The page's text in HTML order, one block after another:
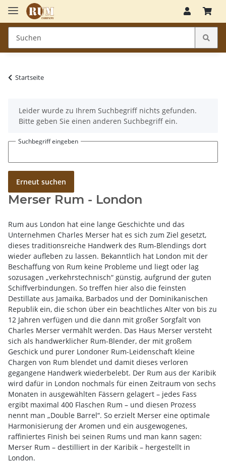
Startseite
xLeider wurde zu Ihrem Suchbegriff nichts gefunden.
Bitte geben Sie einen anderen Suchbegriff ein.
Suchbegriff eingeben
Erneut suchen
Merser Rum - London
Rum aus London hat eine lange Geschichte und das
Unternehmen Charles Merser hat es sich zum Ziel gesetzt,
dieses traditionsreiche Handwerk des Rum-Blendings dort
wieder aufleben zu lassen. Bekanntlich hat London mit der
Beschaffung von Rum keine Probleme und liegt oder lag
sozusagen „verkehrstechnisch“ günstig, aufgrund der guten
Schiffverbindungen. So treffen hier also die feinsten
Destillate aus Jamaika, Barbados und der Dominikanischen
Republik ein, die schon über ein beachtliches Alter von bis zu
12 Jahren verfügen und die dann mit großer Sorgfalt von
Charles Merser vermählt werden. Das Haus Merser versteht
sich als handwerklicher Rum-Blender, der mit großem
Geschick und purer Londoner Rum-Leidenschaft kleine
Chargen von Rum blendet und damit dieses verloren
gegangene Handwerk wiederbelebt. Der Rum aus der Karibik
wird dafür in London nochmals für einen Zeitraum von sechs
Monaten in ausgewählten Fässern gelagert – jedes Fass
ergibt maximal 400 Flaschen Rum – und diesen Prozess
nennt man „Double Barrel“. So erzielt Merser eine optimale
Harmonisierung der Aromen und ein ausgewogenes,
raffiniertes Finish bei seinen Rums und man kann sagen:
Merser Rum – destilliert in der Karibik – hergestellt in
London.